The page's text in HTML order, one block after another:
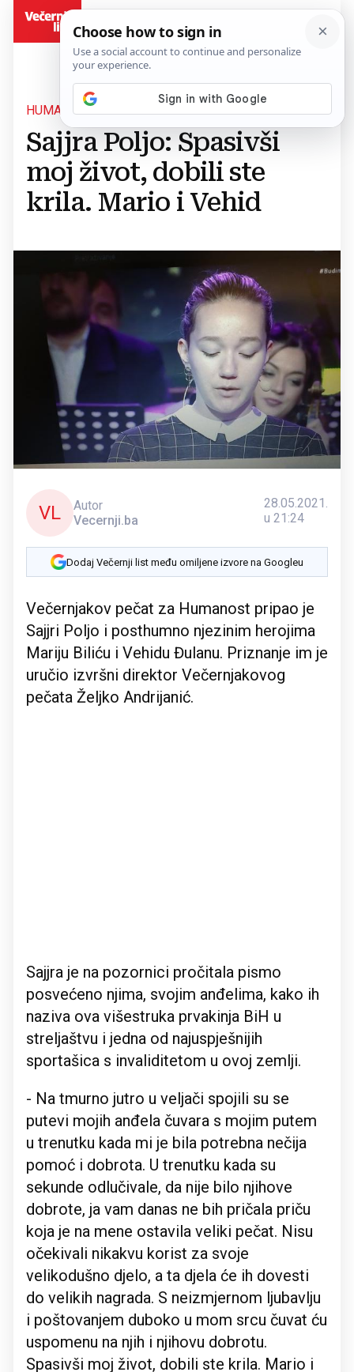
HUMANOST
Sajjra Poljo: Spasivši
moj život, dobili ste
krila. Mario i Vehid
VL
Autor
Vecernji.ba
28.05.2021.
u 21:24
Dodaj Večernji list među omiljene izvore na Googleu
Večernjakov pečat za Humanost pripao je
Sajjri Poljo i posthumno njezinim herojima
Mariju Biliću i Vehidu Đulanu. Priznanje im je
uručio izvršni direktor Večernjakovog
pečata Željko Andrijanić.
Sajjra je na pozornici pročitala pismo
posvećeno njima, svojim anđelima, kako ih
naziva ova višestruka prvakinja BiH u
streljaštvu i jedna od najuspješnijih
sportašica s invaliditetom u ovoj zemlji.
- Na tmurno jutro u veljači spojili su se
putevi mojih anđela čuvara s mojim putem
u trenutku kada mi je bila potrebna nečija
pomoć i dobrota. U trenutku kada su
sekunde odlučivale, da nije bilo njihove
dobrote, ja vam danas ne bih pričala priču
koja je na mene ostavila veliki pečat. Nisu
očekivali nikakvu korist za svoje
velikodušno djelo, a ta djela će ih dovesti
do velikih nagrada. S neizmjernom ljubavlju
i poštovanjem duboko u mom srcu čuvat ću
uspomenu na njih i njihovu dobrotu.
Spasivši moj život, dobili ste krila. Mario i